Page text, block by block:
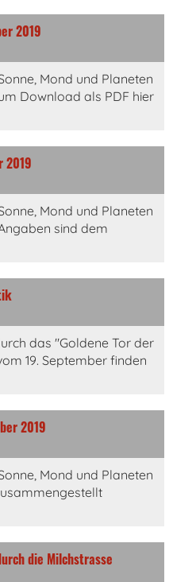
2019
Mond und Planeten
Download als PDF hier
2019
Mond und Planeten
sind dem
das "Goldene Tor der
19. September finden
2019
Mond und Planeten
die Milchstrasse